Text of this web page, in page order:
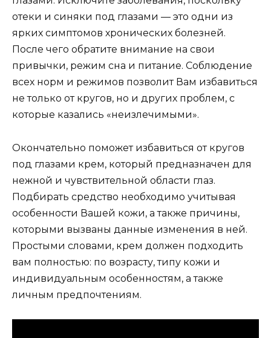
отеки и синяки под глазами — это одни из
ярких симптомов хронических болезней.
После чего обратите внимание на свои
привычки, режим сна и питание. Соблюдение
всех норм и режимов позволит Вам избавиться
не только от кругов, но и других проблем, с
которые казались «неизлечимыми».
Окончательно поможет избавиться от кругов
под глазами крем, который предназначен для
нежной и чувствительной области глаз.
Подбирать средство необходимо учитывая
особенности Вашей кожи, а также причины,
которыми вызваны данные изменения в ней.
Простыми словами, крем должен подходить
вам полностью: по возрасту, типу кожи и
индивидуальным особенностям, а также
личным предпочтениям.